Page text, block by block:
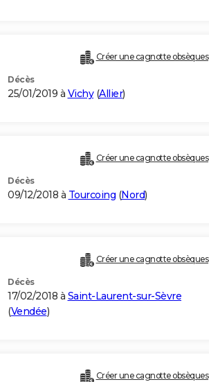
Créer une cagnotte obsèques
Décès
25/01/2019 à Vichy(Allier)
Créer une cagnotte obsèques
Décès
09/12/2018 à Tourcoing (Nord)
Créer une cagnotte obsèques
Décès
17/02/2018 à Saint-Laurent-sur-Sèvre
(Vendée)
Créer une cagnotte obsèques